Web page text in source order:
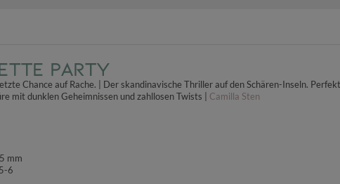
Party
Chance auf Rache. | Der skandinavische Thriller auf den Schären-Inseln.
mit dunklen Geheimnissen und zahllosen Twists | Camilla Sten
mm
6